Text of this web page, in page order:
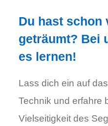
Du hast schon
geträumt? Bei
es lernen!
Lass dich ein auf
Technik und erfahre
Vielseitigkeit des